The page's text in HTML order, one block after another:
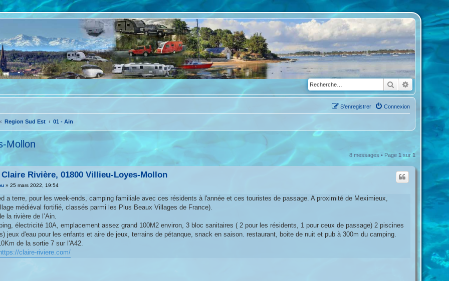
Rechercher
Connexion
S’enregistrer
Region Sud Est 01 - Ain
Mollon
8 messages • Page 1 sur1
Rivière, 01800 Villieu-Loyes-Mollon
»25 mars 2022, 19:54
a terre, pour les week-ends, camping familiale avec ces résidents à l'année et ces touristes de passage. A proximité de Meximieux,
médiéval fortifié, classés parmi les Plus Beaux Villages de France).
la rivière de l’Ain.
électricité 10A, emplacement assez grand 100M2 environ, 3 bloc sanitaires ( 2 pour les résidents, 1 pour ceux de passage) 2 piscines
jeux d'eau pour les enfants et aire de jeux, terrains de pétanque, snack en saison. restaurant, boite de nuit et pub à 300m du camping.
de la sortie 7 sur l'A42.
https://claire-riviere.com/